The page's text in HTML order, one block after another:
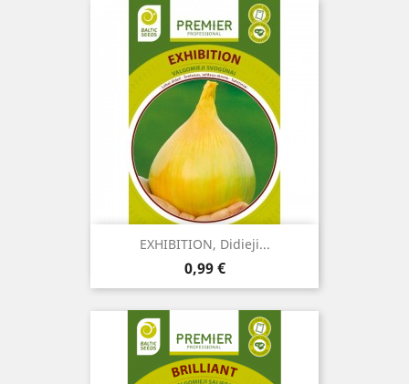
EXHIBITION, Didieji...
Kaina
0,99 €